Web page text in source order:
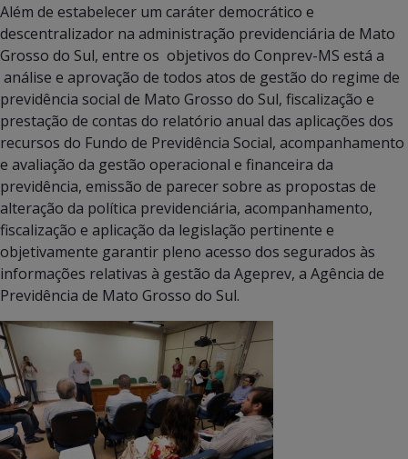
Além de estabelecer um caráter democrático e
descentralizador na administração previdenciária de Mato
Grosso do Sul, entre os objetivos do Conprev-MS está a
análise e aprovação de todos atos de gestão do regime de
previdência social de Mato Grosso do Sul, fiscalização e
prestação de contas do relatório anual das aplicações dos
recursos do Fundo de Previdência Social, acompanhamento
e avaliação da gestão operacional e financeira da
previdência, emissão de parecer sobre as propostas de
alteração da política previdenciária, acompanhamento,
fiscalização e aplicação da legislação pertinente e
objetivamente garantir pleno acesso dos segurados às
informações relativas à gestão da Ageprev, a Agência de
Previdência de Mato Grosso do Sul.